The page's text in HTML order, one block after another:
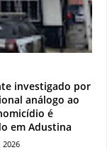
investigado por
análogo ao
é
em Adustina
2026